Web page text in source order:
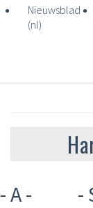
Nieuwsblad
(nl)
- A - -